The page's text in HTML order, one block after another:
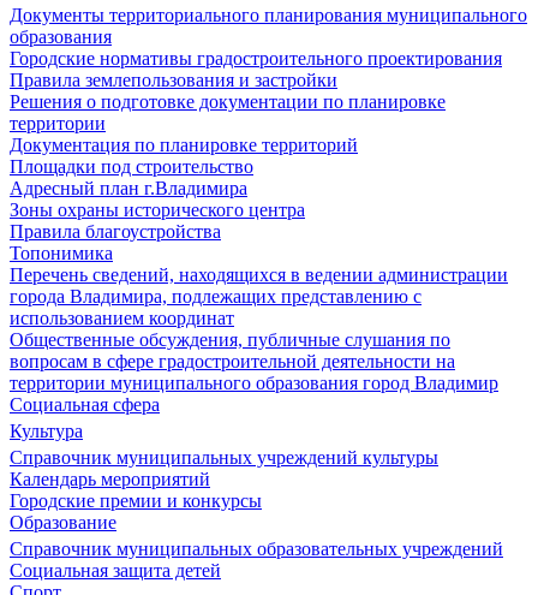
Документы территориального планирования муниципального
образования
Городские нормативы градостроительного проектирования
Правила землепользования и застройки
Решения о подготовке документации по планировке
территории
Документация по планировке территорий
Площадки под строительство
Адресный план г.Владимира
Зоны охраны исторического центра
Правила благоустройства
Топонимика
Перечень сведений, находящихся в ведении администрации
города Владимира, подлежащих представлению с
использованием координат
Общественные обсуждения, публичные слушания по
вопросам в сфере градостроительной деятельности на
территории муниципального образования город Владимир
Социальная сфера
Культура
Справочник муниципальных учреждений культуры
Календарь мероприятий
Городские премии и конкурсы
Образование
Справочник муниципальных образовательных учреждений
Социальная защита детей